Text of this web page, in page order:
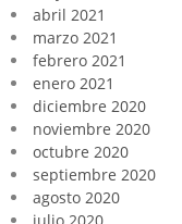
abril 2021
marzo 2021
febrero 2021
enero 2021
diciembre 2020
noviembre 2020
octubre 2020
septiembre 2020
agosto 2020